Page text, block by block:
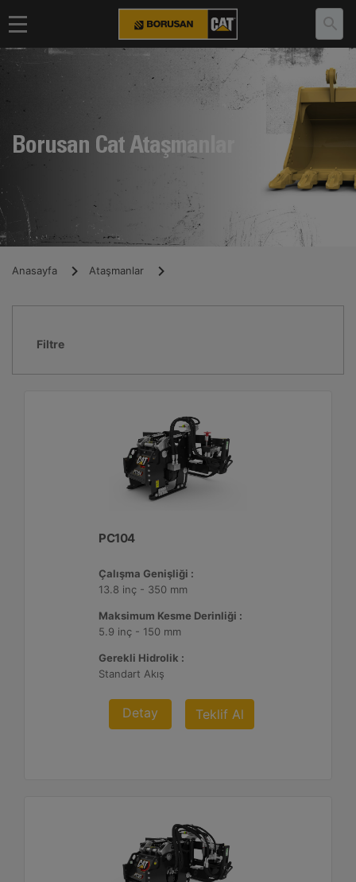
Borusan Cat Ataşmanlar
Anasayfa Ataşmanlar
Filtre
PC104
Çalışma Genişliği :
13.8 inç - 350 mm
Maksimum Kesme Derinliği :
5.9 inç - 150 mm
Gerekli Hidrolik :
Standart Akış
Detay Teklif Al